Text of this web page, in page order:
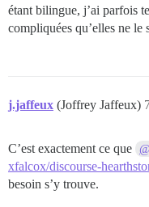
étant bilingue, j’ai parfois
compliquées qu’elles ne le
j.jaffeux (Joffrey Jaffeux)
C’est exactement ce que
xfalcox/discourse-
besoin s’y trouve.